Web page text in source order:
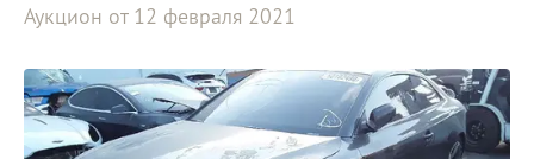
Аукцион от 12 февраля 2021